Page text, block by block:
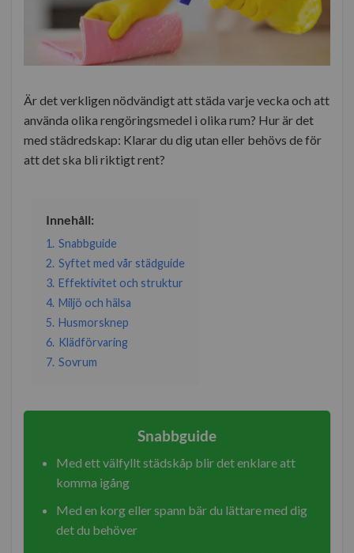
Är det verkligen nödvändigt att städa varje vecka och att
använda olika rengöringsmedel i olika rum? Hur är det
med städredskap: Klarar du dig utan eller behövs de för
att det ska bli riktigt rent?
Innehåll:
1. Snabbguide
2. Syftet med vår städguide
3. Effektivitet och struktur
4. Miljö och hälsa
5. Husmorsknep
6. Klädförvaring
7. Sovrum
Snabbguide
Med ett välfyllt städskåp blir det enklare att
komma igång
Med en korg eller spann bär du lättare med dig
det du behöver